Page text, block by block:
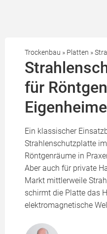
Trockenbau » Platten »
für
Eigenheime
Ein klassischer
Strahlenschutzplatte
Röntgenräume in
Aber auch für private
Markt mittlerweile
schirmt die Platte das
elektromagnetische